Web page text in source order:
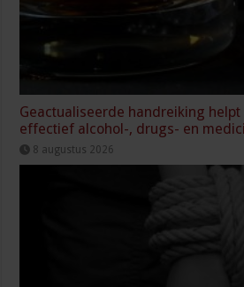
Geactualiseerde handreiking
effectief alcohol-, drugs- en
8 augustus 2026